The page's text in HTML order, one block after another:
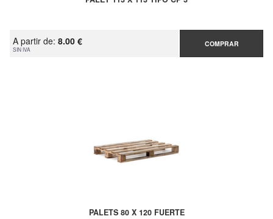
A partir de: 8.00 €
SIN IVA
COMPRAR
PALETS 80 X 120 FUERTE